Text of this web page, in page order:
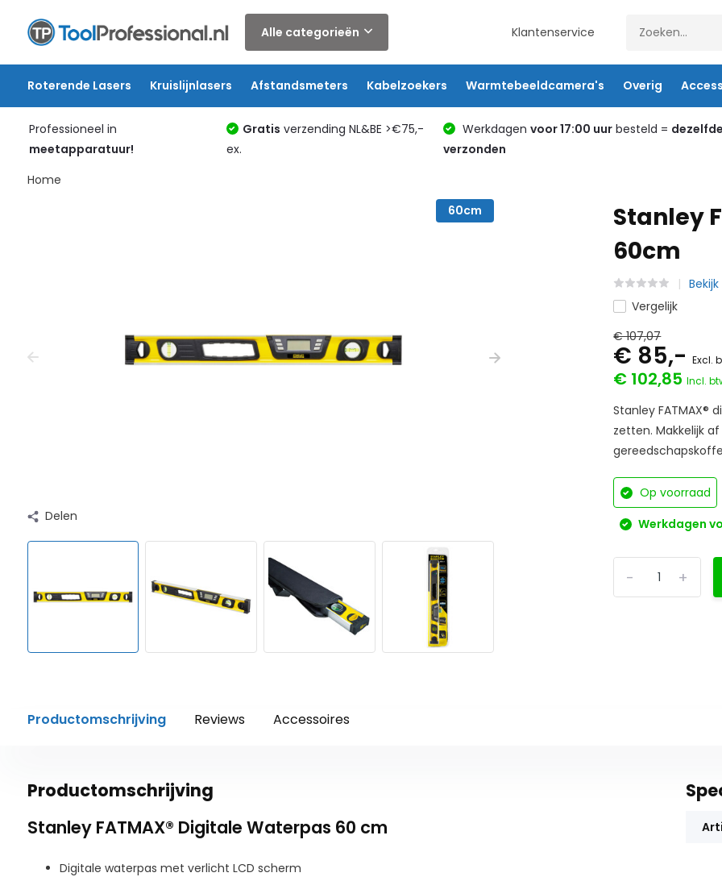
Alle categorieën Klantenservice
Roterende Lasers Kruislijnlasers Afstandsmeters Kabelzoekers Warmtebeeldcamera's Overig
Professioneel in
meetapparatuur!
Gratis verzending NL&BE >€75,-
ex.
Werkdagen voor 17:00 uurbesteld =
verzonden
Home
60cm
Delen
Stanley
60cm
Vergelijk
€ 107,07
€ 85,-Excl.
€ 102,85Incl.
Stanley FATMAX®
zetten. Makkelijk
Op voorraad
Werkdagen
+
-
Productomschrijving Reviews Accessoires
Productomschrijving
Stanley FATMAX® Digitale Waterpas 60 cm
Digitale waterpas met verlicht LCD scherm